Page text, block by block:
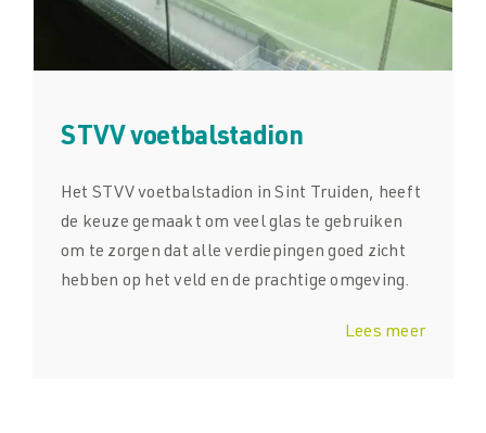
STVV voetbalstadion
Het STVV voetbalstadion in Sint Truiden, heeft
de keuze gemaakt om veel glas te gebruiken
om te zorgen dat alle verdiepingen goed zicht
hebben op het veld en de prachtige omgeving.
Lees meer